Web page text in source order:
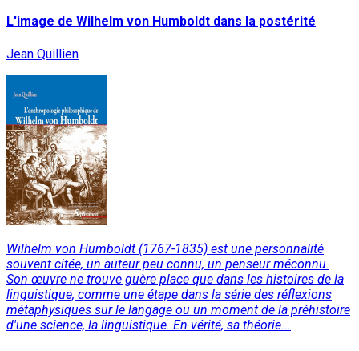
L'image de Wilhelm von Humboldt dans la postérité
Jean Quillien
Wilhelm von Humboldt (1767-1835) est une personnalité
souvent citée, un auteur peu connu, un penseur méconnu.
Son œuvre ne trouve guère place que dans les histoires de la
linguistique, comme une étape dans la série des réflexions
métaphysiques sur le langage ou un moment de la préhistoire
d'une science, la linguistique. En vérité, sa théorie...